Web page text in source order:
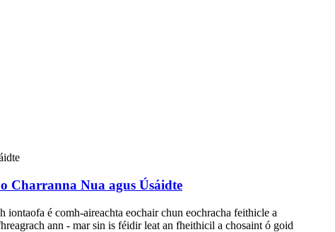
Charranna Nua agus Úsáidte
é comh-aireachta eochair chun eochracha feithicle a
ann - mar sin is féidir leat an fheithicil a chosaint ó goid